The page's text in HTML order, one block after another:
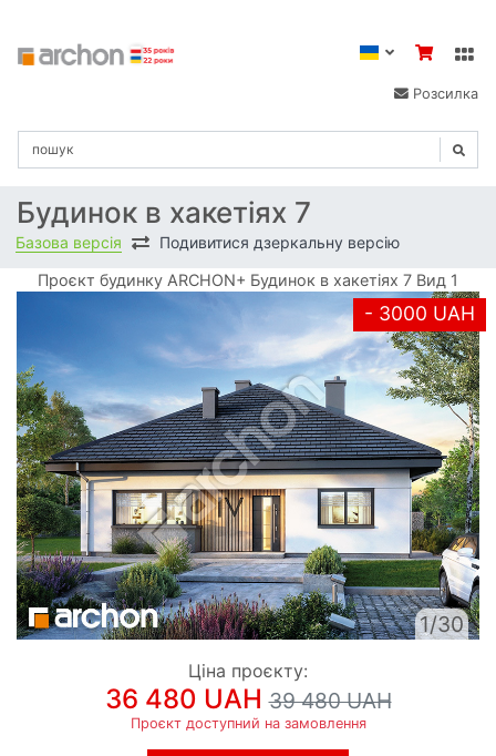
Розсилка
Будинок в хакетіях 7
Базова версія Подивитися дзеркальну версію
Проєкт будинку ARCHON+ Будинок в хакетіях 7 Вид 1
- 3000 UAH
1/30
Ціна проєкту:
36 480 UAH39 480 UAH
Проєкт доступний на замовлення